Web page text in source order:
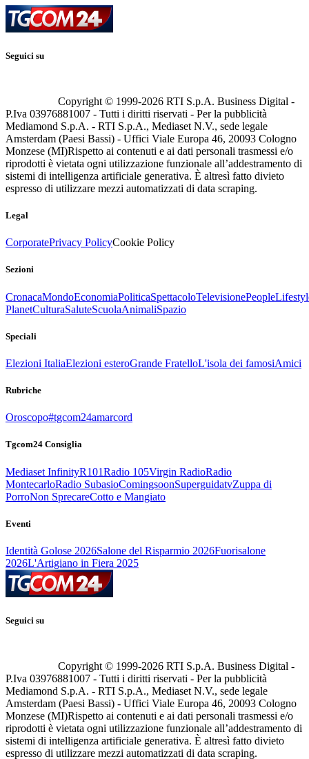
Seguici su
Copyright © 1999-2026 RTI S.p.A. Business Digital -
P.Iva 03976881007 - Tutti i diritti riservati - Per la pubblicità
Mediamond S.p.A. - RTI S.p.A., Mediaset N.V., sede legale
Amsterdam (Paesi Bassi) - Uffici Viale Europa 46, 20093 Cologno
Monzese (MI)Rispetto ai contenuti e ai dati personali trasmessi e/o
riprodotti è vietata ogni utilizzazione funzionale all’addestramento di
sistemi di intelligenza artificiale generativa. È altresì fatto divieto
espresso di utilizzare mezzi automatizzati di data scraping.
Legal
CorporatePrivacy PolicyCookie Policy
Sezioni
CronacaMondoEconomiaPoliticaSpettacoloTelevisionePeople
PlanetCulturaSaluteScuolaAnimaliSpazio
Speciali
Elezioni ItaliaElezioni esteroGrande FratelloL'isola dei famosiAmici
Rubriche
Oroscopo#tgcom24amarcord
Tgcom24 Consiglia
Mediaset InfinityR101Radio 105Virgin RadioRadio
MontecarloRadio SubasioComingsoonSuperguidatvZuppa di
PorroNon SprecareCotto e Mangiato
Eventi
Identità Golose 2026Salone del Risparmio 2026Fuorisalone
2026L'Artigiano in Fiera 2025
Seguici su
Copyright © 1999-2026 RTI S.p.A. Business Digital -
P.Iva 03976881007 - Tutti i diritti riservati - Per la pubblicità
Mediamond S.p.A. - RTI S.p.A., Mediaset N.V., sede legale
Amsterdam (Paesi Bassi) - Uffici Viale Europa 46, 20093 Cologno
Monzese (MI)Rispetto ai contenuti e ai dati personali trasmessi e/o
riprodotti è vietata ogni utilizzazione funzionale all’addestramento di
sistemi di intelligenza artificiale generativa. È altresì fatto divieto
espresso di utilizzare mezzi automatizzati di data scraping.